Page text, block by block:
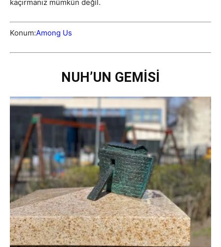
kaçırmanız mümkün değil.
Konum:Among Us
NUH’UN GEMİSİ